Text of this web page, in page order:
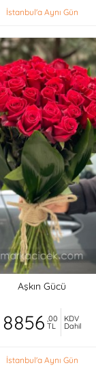
İstanbul'a Aynı Gün
Aşkın Gücü
8856 ,00
TL
KDV
Dahil
İstanbul'a Aynı Gün